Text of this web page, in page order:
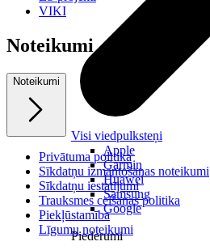
Visi viedpulksteņi
Apple
Garmin
Huawei
Samsung
Google
Piederumi
VIKI
Noteikumi
Noteikumi
Privātuma politika
Sīkdatņu izmantošanas noteikumi
Sīkdatņu iestatījumi
Trauksmes celšanas politika
Piekļūstamība
Līgumu noteikumi